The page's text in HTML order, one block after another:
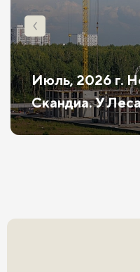
Июль, 2026 г.
Скандиа. У